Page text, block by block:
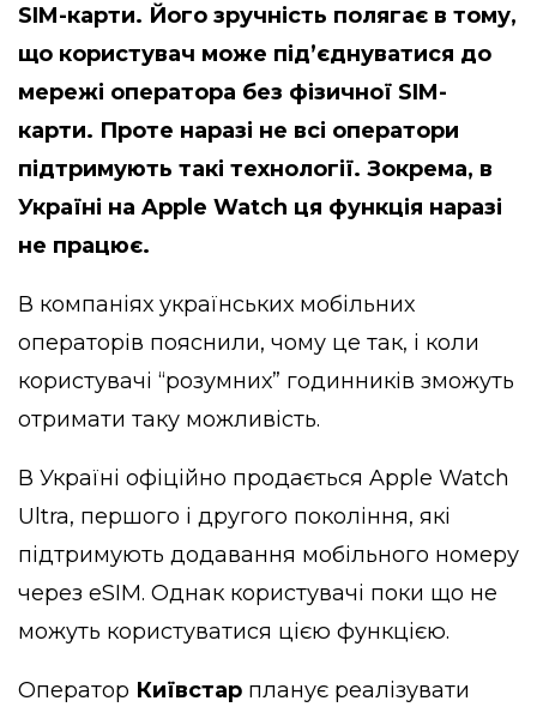
SIM-карти. Його зручність полягає в тому,
що користувач може підʼєднуватися до
мережі оператора без фізичної SIM-
карти. Проте наразі не всі оператори
підтримують такі технології. Зокрема, в
Україні на Apple Watch ця функція наразі
не працює.
В компаніях українських мобільних
операторів пояснили, чому це так, і коли
користувачі “розумних” годинників зможуть
отримати таку можливість.
В Україні офіційно продається Apple Watch
Ultra, першого і другого покоління, які
підтримують додавання мобільного номеру
через eSIM. Однак користувачі поки що не
можуть користуватися цією функцією.
Оператор Київстар планує реалізувати